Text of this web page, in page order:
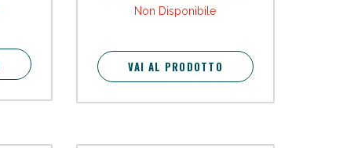
Non Disponibile
VAI AL PRODOTTO